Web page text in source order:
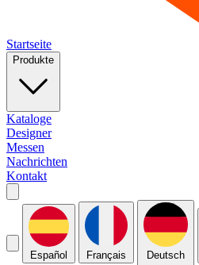
Startseite
Produkte
Kataloge
Designer
Messen
Nachrichten
Kontakt
Español Français Deutsch